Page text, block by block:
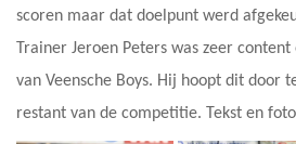
scoren maar dat doelpunt werd
Trainer Jeroen Peters was zeer
van Veensche Boys. Hij hoopt dit door
restant van de competitie. Tekst en